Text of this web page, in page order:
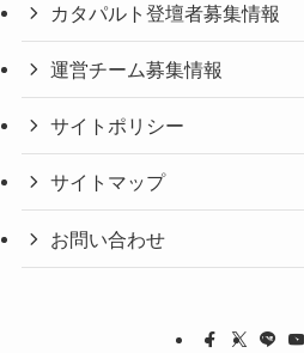
カタパルト登壇者募集情報
運営チーム募集情報
サイトポリシー
サイトマップ
お問い合わせ